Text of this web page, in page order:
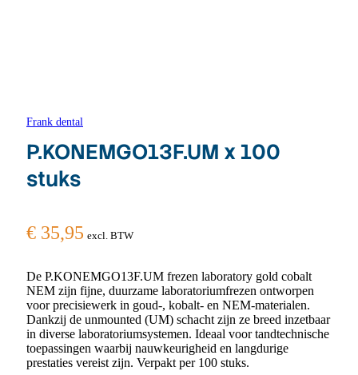
Frank dental
P.KONEMGO13F.UM x 100
stuks
€ 35,95 excl. BTW
De P.KONEMGO13F.UM frezen laboratory gold cobalt
NEM zijn fijne, duurzame laboratoriumfrezen ontworpen
voor precisiewerk in goud-, kobalt- en NEM-materialen.
Dankzij de unmounted (UM) schacht zijn ze breed inzetbaar
in diverse laboratoriumsystemen. Ideaal voor tandtechnische
toepassingen waarbij nauwkeurigheid en langdurige
prestaties vereist zijn. Verpakt per 100 stuks.